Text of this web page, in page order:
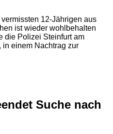
12-Jährigen aus
ist wieder wohlbehalten
die Polizei Steinfurt am
in einem Nachtrag zur
Suche nach